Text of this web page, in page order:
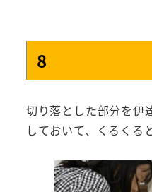
8
切り落とした部分を伊
しておいて、くるくる